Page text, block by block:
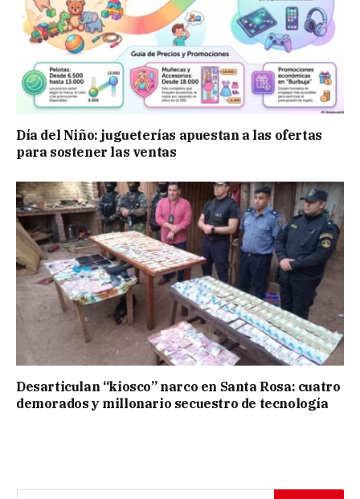
Día del Niño: jugueterías apuestan a las ofertas
para sostener las ventas
Desarticulan “kiosco” narco en Santa Rosa: cuatro
demorados y millonario secuestro de tecnología